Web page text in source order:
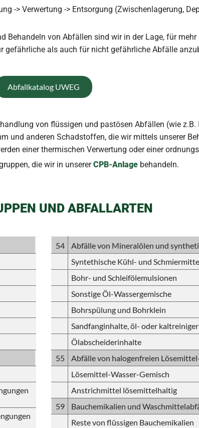
-> Verwertung -> Entsorgung (Zwischenlagerung,
Behandeln von Abfällen sind wir in der Lage, für
als auch für nicht gefährliche Abfälle
Abfallkatalog UWEG
von flüssigen und pastösen Abfällen (wie
und anderen Schadstoffen, die wir mittels unserer
einer thermischen Verwertung oder einer
die wir in unsererCPB-Anlage behandeln.
UND ABFALLARTEN
54
Abfälle von Mineralölen und
Syntethische Kühl- und
Bohr- und Schleifölemulsionen
Sonstige Öl-Wassergemische
Bohrspülung und Bohrklein
Sandfanginhalte, öl- oder
Ölabscheiderinhalte
55
Abfälle von halogenfreien
Lösemittel-Wasser-Gemisch
Anstrichmittel lösemittelhaltig
59
Bauchemikalien und
Reste von flüssigen Bauchemikalien